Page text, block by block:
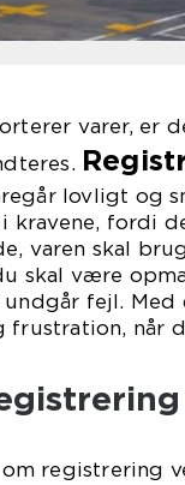
varer, er
lovligt og
kravene, fordi
varen skal
skal være
undgår fejl.
frustration, når
registrering